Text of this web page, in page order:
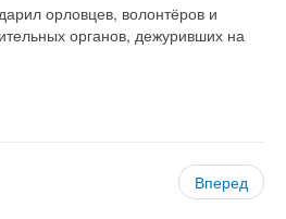
орловцев, волонтёров и
органов, дежуривших на
Вперед